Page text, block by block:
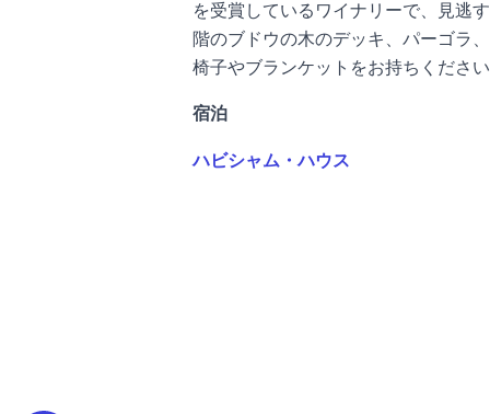
を受賞しているワイナリーで、見逃
階のブドウの木のデッキ、パーゴラ
椅子やブランケットをお持ちくださ
宿泊
ハビシャム・ハウス